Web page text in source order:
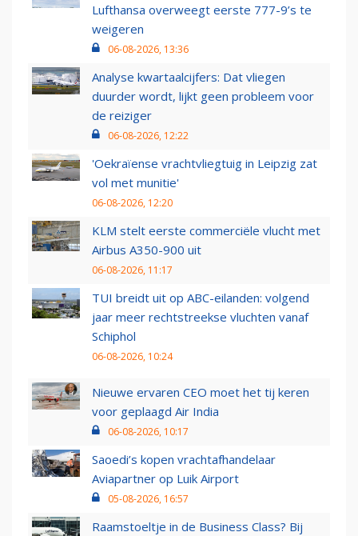
Lufthansa overweegt eerste 777-9’s te
weigeren
06-08-2026, 13:36
Analyse kwartaalcijfers: Dat vliegen
duurder wordt, lijkt geen probleem voor
de reiziger
06-08-2026, 12:22
'Oekraïense vrachtvliegtuig in Leipzig zat
vol met munitie'
06-08-2026, 12:20
KLM stelt eerste commerciële vlucht met
Airbus A350-900 uit
06-08-2026, 11:17
TUI breidt uit op ABC-eilanden: volgend
jaar meer rechtstreekse vluchten vanaf
Schiphol
06-08-2026, 10:24
Nieuwe ervaren CEO moet het tij keren
voor geplaagd Air India
06-08-2026, 10:17
Saoedi’s kopen vrachtafhandelaar
Aviapartner op Luik Airport
05-08-2026, 16:57
Raamstoeltje in de Business Class? Bij